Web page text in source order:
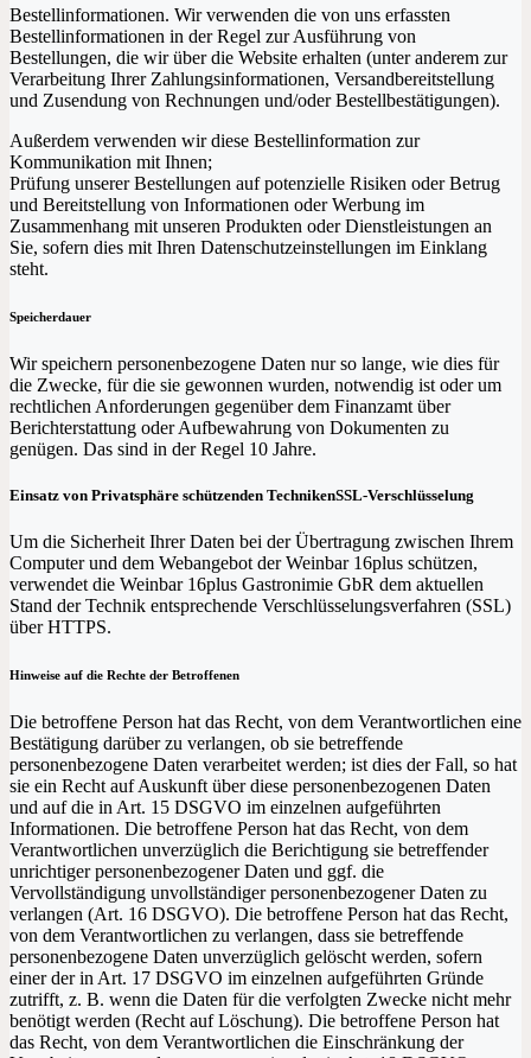
Bestellinformationen. Wir verwenden die von uns erfassten
Bestellinformationen in der Regel zur Ausführung von
Bestellungen, die wir über die Website erhalten (unter anderem zur
Verarbeitung Ihrer Zahlungsinformationen, Versandbereitstellung
und Zusendung von Rechnungen und/oder Bestellbestätigungen).
Außerdem verwenden wir diese Bestellinformation zur
Kommunikation mit Ihnen;
Prüfung unserer Bestellungen auf potenzielle Risiken oder Betrug
und Bereitstellung von Informationen oder Werbung im
Zusammenhang mit unseren Produkten oder Dienstleistungen an
Sie, sofern dies mit Ihren Datenschutzeinstellungen im Einklang
steht.
Speicherdauer
Wir speichern personenbezogene Daten nur so lange, wie dies für
die Zwecke, für die sie gewonnen wurden, notwendig ist oder um
rechtlichen Anforderungen gegenüber dem Finanzamt über
Berichterstattung oder Aufbewahrung von Dokumenten zu
genügen. Das sind in der Regel 10 Jahre.
Einsatz von Privatsphäre schützenden TechnikenSSL-Verschlüsselung
Um die Sicherheit Ihrer Daten bei der Übertragung zwischen Ihrem
Computer und dem Webangebot der Weinbar 16plus schützen,
verwendet die Weinbar 16plus Gastronimie GbR dem aktuellen
Stand der Technik entsprechende Verschlüsselungsverfahren (SSL)
über HTTPS.
Hinweise auf die Rechte der Betroffenen
Die betroffene Person hat das Recht, von dem Verantwortlichen eine
Bestätigung darüber zu verlangen, ob sie betreffende
personenbezogene Daten verarbeitet werden; ist dies der Fall, so hat
sie ein Recht auf Auskunft über diese personenbezogenen Daten
und auf die in Art. 15 DSGVO im einzelnen aufgeführten
Informationen. Die betroffene Person hat das Recht, von dem
Verantwortlichen unverzüglich die Berichtigung sie betreffender
unrichtiger personenbezogener Daten und ggf. die
Vervollständigung unvollständiger personenbezogener Daten zu
verlangen (Art. 16 DSGVO). Die betroffene Person hat das Recht,
von dem Verantwortlichen zu verlangen, dass sie betreffende
personenbezogene Daten unverzüglich gelöscht werden, sofern
einer der in Art. 17 DSGVO im einzelnen aufgeführten Gründe
zutrifft, z. B. wenn die Daten für die verfolgten Zwecke nicht mehr
benötigt werden (Recht auf Löschung). Die betroffene Person hat
das Recht, von dem Verantwortlichen die Einschränkung der